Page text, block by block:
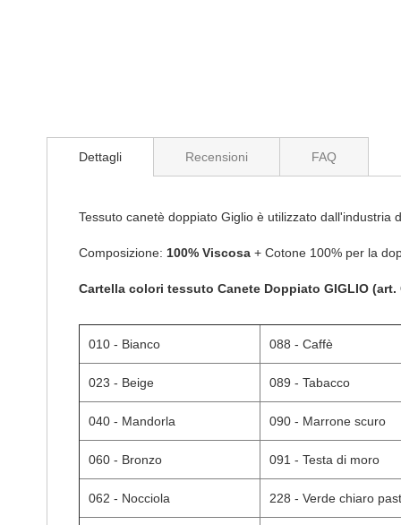
Dettagli
Tessuto canetè doppiato Giglio è utilizzato dall'industria
Composizione: 100% Viscosa + Cotone 100% per la
Cartella colori tessuto Canete Doppiato GIGLIO (art.
010 - Bianco 088 - Caffè
023 - Beige 089 - Tabacco
040 - Mandorla 090 - Marrone scuro
060 - Bronzo 091 - Testa di moro
062 - Nocciola 228 - Verde chiaro
Recensioni FAQ